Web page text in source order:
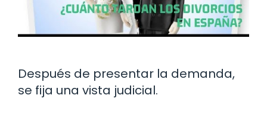
Después de presentar la demanda,
se fija una vista judicial.